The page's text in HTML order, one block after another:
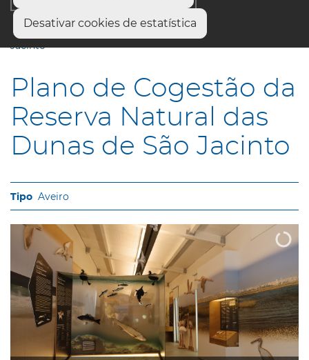
Desativar cookies de estatística
Início
Plano de Cogestão da Reserva Natural das Dunas de São
Jacinto
Plano de Cogestão da
Reserva Natural das
Dunas de São Jacinto
Aveiro